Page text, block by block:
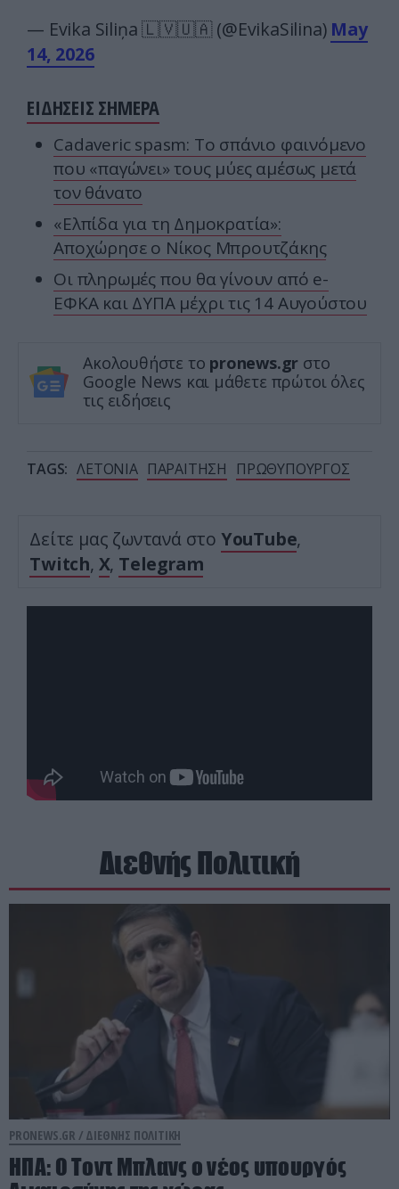
— Evika Siliņa 🇱🇻🇺🇦 (@EvikaSilina) May
14, 2026
ΕΙΔΗΣΕΙΣ ΣΗΜΕΡΑ
Cadaveric spasm: Το σπάνιο φαινόμενο
που «παγώνει» τους μύες αμέσως μετά
τον θάνατο
«Ελπίδα για τη Δημοκρατία»:
Αποχώρησε ο Νίκος Μπρουτζάκης
Οι πληρωμές που θα γίνουν από e-
ΕΦΚΑ και ΔΥΠΑ μέχρι τις 14 Αυγούστου
Ακολουθήστε το pronews.gr στο
Google News και μάθετε πρώτοι όλες
τις ειδήσεις
TAGS: ΛΕΤΟΝΙΑ ΠΑΡΑΙΤΗΣΗ ΠΡΩΘΥΠΟΥΡΓΟΣ
Δείτε μας ζωντανά στο YouTube,
Twitch, X, Telegram
Διεθνής Πολιτική
PRONEWS.GR / ΔΙΕΘΝΗΣ ΠΟΛΙΤΙΚΗ
ΗΠΑ: Ο Τοντ Μπλανς ο νέος υπουργός